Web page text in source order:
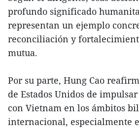
profundo significado
representan un ejemplo
reconciliación y
mutua.
Por su parte, Hung Cao
de Estados Unidos de
con Vietnam en los ámbitos
internacional, especialmente